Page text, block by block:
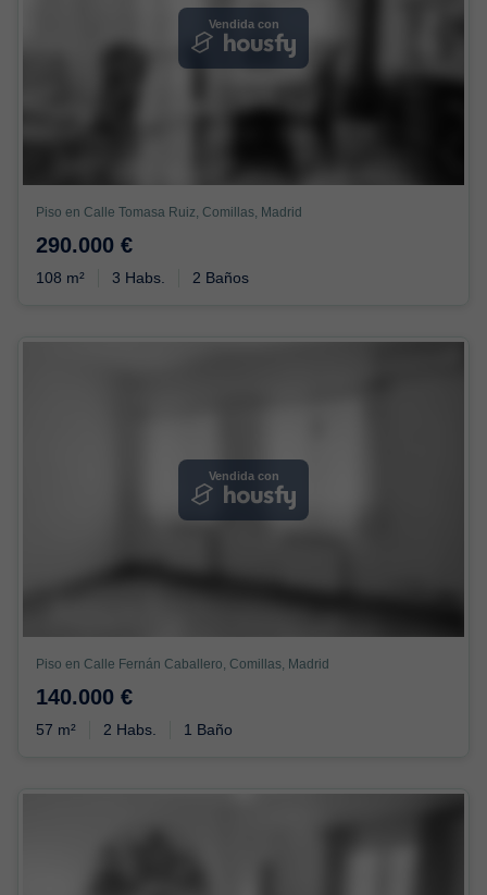
Vendida con
Piso en Calle Tomasa Ruiz, Comillas, Madrid
290.000 €
108 m² 3 Habs. 2 Baños
Vendida con
Piso en Calle Fernán Caballero, Comillas, Madrid
140.000 €
57 m² 2 Habs. 1 Baño